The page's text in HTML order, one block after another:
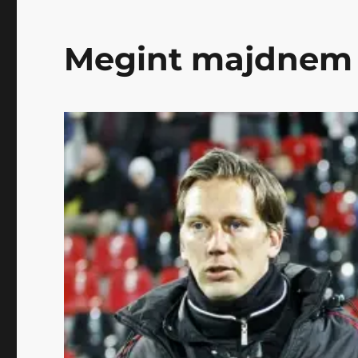
Megint majdnem